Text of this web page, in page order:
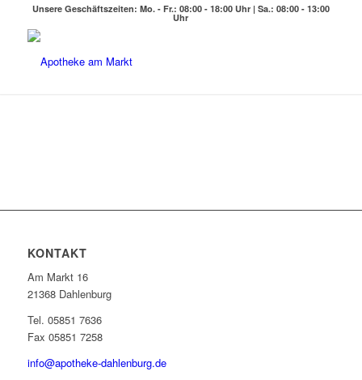
Unsere Geschäftszeiten: Mo. - Fr.: 08:00 - 18:00 Uhr | Sa.: 08:00 - 13:00
Uhr
KONTAKT
Am Markt 16
21368 Dahlenburg
Tel. 05851 7636
Fax 05851 7258
info@apotheke-dahlenburg.de